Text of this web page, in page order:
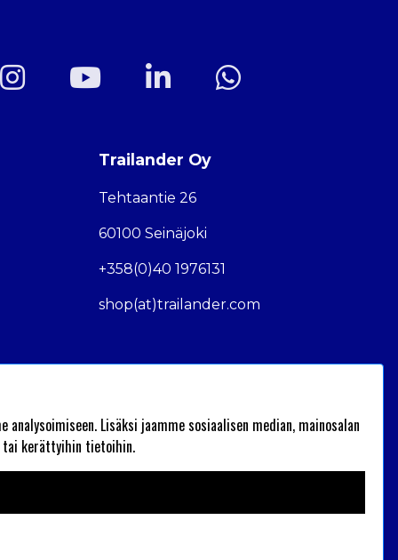
Trailander Oy
Tehtaantie 26
60100 Seinäjoki
+358(0)40 1976131
shop(at)trailander.com
Lisäksi jaamme sosiaalisen median, mainosalan
tai kerättyihin tietoihin.